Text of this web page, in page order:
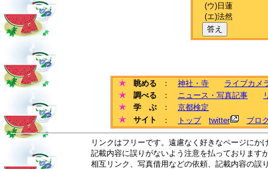
(ウ)日蓮
(エ)法然
答え
眺める ： 神社・寺
ライブカメ
調べる
： ニュース・写真記事
学 ぶ
： 京都検定
サイト
： トップ twitter ブロ
リンクはフリーです。遠慮なく好きなページに
記載内容に誤りがないよう注意を払っております
相互リンク、写真借用などの依頼、記載内容の誤